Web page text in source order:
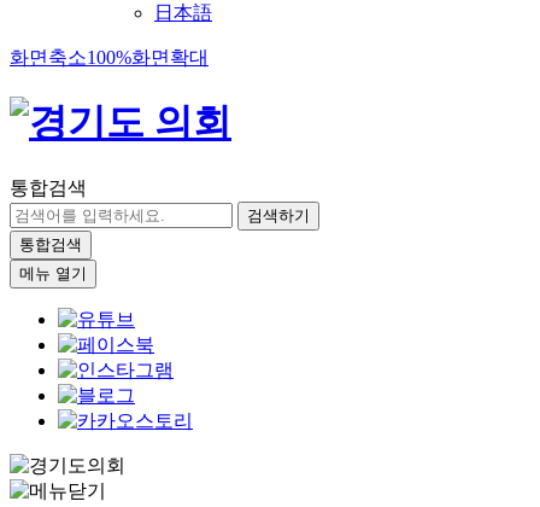
日本語
화면축소100%화면확대
통합검색
검색하기
통합검색
메뉴 열기